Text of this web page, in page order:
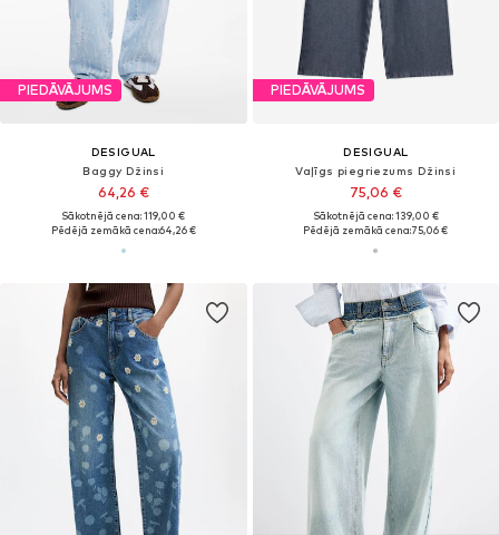
PIEDĀVĀJUMS
DESIGUAL
Baggy Džinsi
64,26 €
Sākotnējā cena: 119,00 €
Pēdējā zemākā cena:64,26 €
PIEDĀVĀJUMS
DESIGUAL
Vaļīgs piegriezums Džinsi
75,06 €
Sākotnējā cena: 139,00 €
Pēdējā zemākā cena:75,06 €